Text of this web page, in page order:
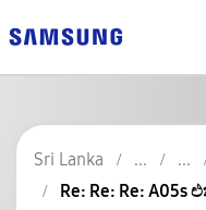
Sri Lanka
Re: Re: Re: A05s